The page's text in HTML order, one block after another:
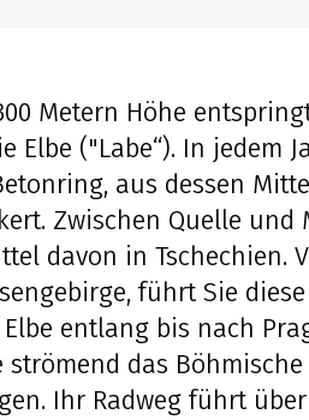
Metern Höhe
Elbe ("Labe“). In jedem
aus dessen
Zwischen Quelle und
davon in Tschechien.
führt Sie
entlang bis nach
das Böhmische
Ihr Radweg führt